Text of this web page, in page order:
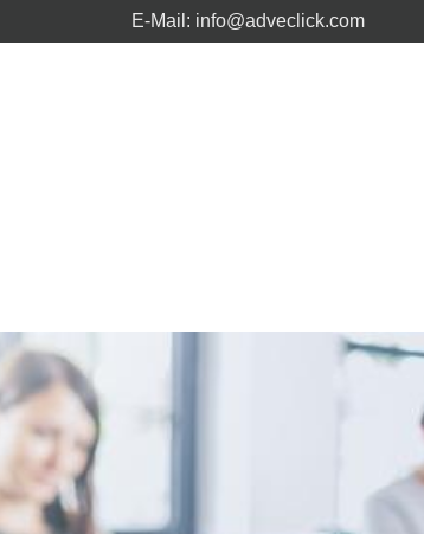
E-Mail: info@adveclick.com